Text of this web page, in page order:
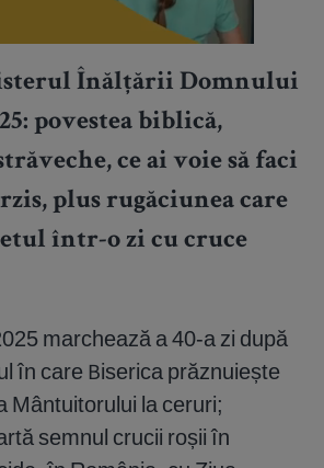
Înălțării Domnului
povestea biblică,
ce ai voie să faci
plus rugăciunea care
într-o zi cu cruce
marchează a 40-a zi după
în care Biserica prăznuiește
Mântuitorului la ceruri;
semnul crucii roșii în